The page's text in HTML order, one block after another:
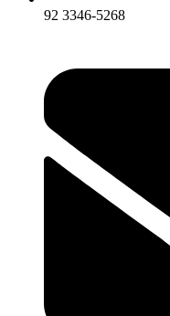
92 3346-5268